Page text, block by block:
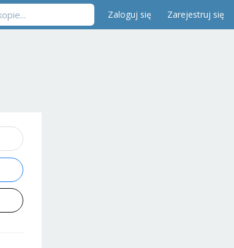
Zaloguj się Zarejestruj się